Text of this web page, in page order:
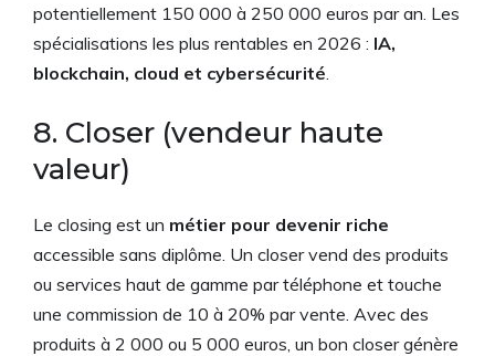
potentiellement 150 000 à 250 000 euros par an. Les
spécialisations les plus rentables en 2026 : IA,
blockchain, cloud et cybersécurité
8. Closer (vendeur haute
valeur)
Le closing est un métier pour devenir riche
accessible sans diplôme. Un closer vend des produits
ou services haut de gamme par téléphone et touche
une commission de 10 à 20% par vente. Avec des
produits à 2 000 ou 5 000 euros, un bon closer génère